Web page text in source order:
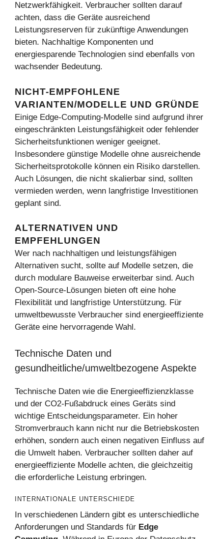
Netzwerkfähigkeit. Verbraucher sollten darauf
achten, dass die Geräte ausreichend
Leistungsreserven für zukünftige Anwendungen
bieten. Nachhaltige Komponenten und
energiesparende Technologien sind ebenfalls von
wachsender Bedeutung.
NICHT-EMPFOHLENE
VARIANTEN/MODELLE UND GRÜNDE
Einige Edge-Computing-Modelle sind aufgrund ihrer
eingeschränkten Leistungsfähigkeit oder fehlender
Sicherheitsfunktionen weniger geeignet.
Insbesondere günstige Modelle ohne ausreichende
Sicherheitsprotokolle können ein Risiko darstellen.
Auch Lösungen, die nicht skalierbar sind, sollten
vermieden werden, wenn langfristige Investitionen
geplant sind.
ALTERNATIVEN UND
EMPFEHLUNGEN
Wer nach nachhaltigen und leistungsfähigen
Alternativen sucht, sollte auf Modelle setzen, die
durch modulare Bauweise erweiterbar sind. Auch
Open-Source-Lösungen bieten oft eine hohe
Flexibilität und langfristige Unterstützung. Für
umweltbewusste Verbraucher sind energieeffiziente
Geräte eine hervorragende Wahl.
Technische Daten und
gesundheitliche/umweltbezogene Aspekte
Technische Daten wie die Energieeffizienzklasse
und der CO2-Fußabdruck eines Geräts sind
wichtige Entscheidungsparameter. Ein hoher
Stromverbrauch kann nicht nur die Betriebskosten
erhöhen, sondern auch einen negativen Einfluss auf
die Umwelt haben. Verbraucher sollten daher auf
energieeffiziente Modelle achten, die gleichzeitig
die erforderliche Leistung erbringen.
INTERNATIONALE UNTERSCHIEDE
In verschiedenen Ländern gibt es unterschiedliche
Anforderungen und Standards für Edge